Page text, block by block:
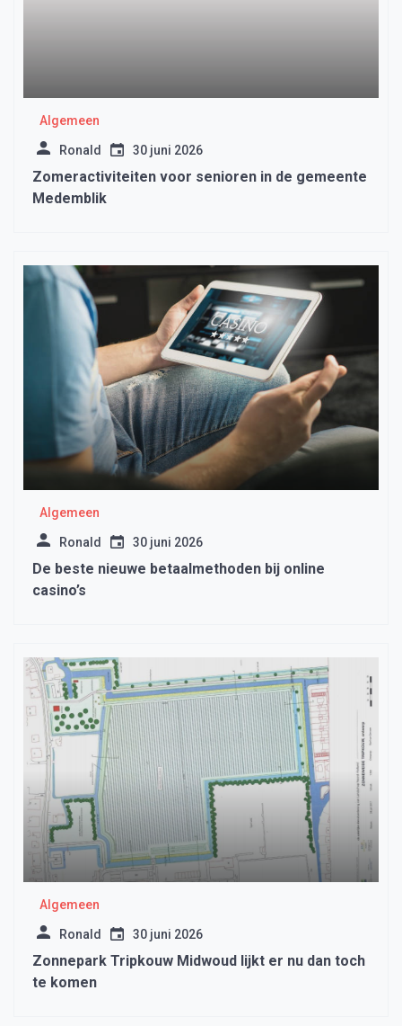
Algemeen
Ronald 30 juni 2026
Zomeractiviteiten voor senioren in de gemeente
Medemblik
Algemeen
Ronald 30 juni 2026
De beste nieuwe betaalmethoden bij online
casino’s
Algemeen
Ronald 30 juni 2026
Zonnepark Tripkouw Midwoud lijkt er nu dan toch
te komen